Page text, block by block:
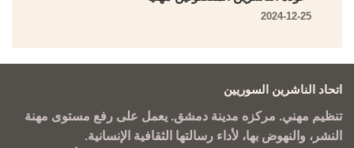
2024-12-25
اتحاد الناشرين السوريين
تنظيم مهني. مركزه مدينة دمشق. يعمل على رفع مستوى مهنة
النشر، والنهوض بها، لأداء رسالتها الثقافية الإنسانية.